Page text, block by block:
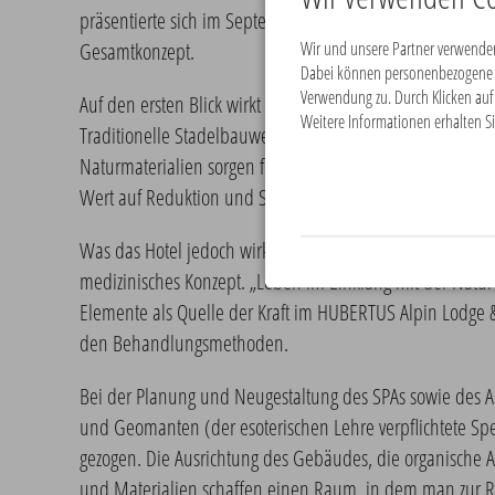
präsentierte sich im September 2010 mit dem neuen
Gesamtkonzept.
Auf den ersten Blick wirkt das Vier-Sterne-Hotel bereits
Traditionelle Stadelbauweise trifft auf moderne
Naturmaterialien sorgen für ein ausgewogenes
Wert auf Reduktion und Schlichtheit legen, fühlen sich
Was das Hotel jedoch wirklich auszeichnet und abhebt
medizinisches Konzept. „Leben im Einklang mit der
Elemente als Quelle der Kraft im HUBERTUS Alpin
den Behandlungsmethoden.
Bei der Planung und Neugestaltung des SPAs sowie
und Geomanten (der esoterischen Lehre verpflichtete
gezogen. Die Ausrichtung des Gebäudes, die
und Materialien schaffen einen Raum, in dem man zur
Wir und unsere Partner
Dabei können
Verwendung zu. Durch Klicken
Weitere Informationen erhalten